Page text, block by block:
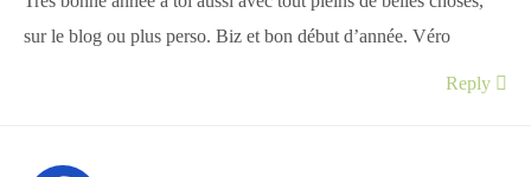
sur le blog ou plus perso. Biz et bon début d’année. Véro
Reply